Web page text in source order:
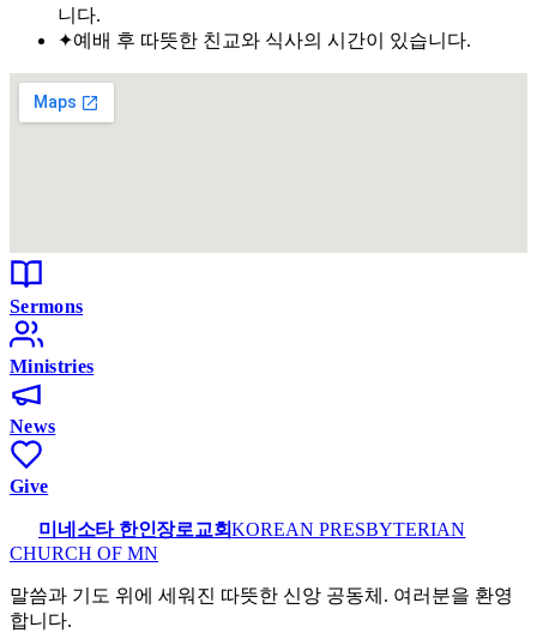
니다.
✦예배 후 따뜻한 친교와 식사의 시간이 있습니다.
Sermons
Ministries
News
Give
미네소타 한인장로교회KOREAN PRESBYTERIAN
CHURCH OF MN
말씀과 기도 위에 세워진 따뜻한 신앙 공동체. 여러분을 환영
합니다.